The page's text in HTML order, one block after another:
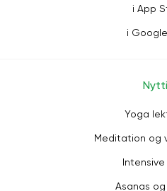
i App
i
Yoga
Meditation og
Intensive
Asanas